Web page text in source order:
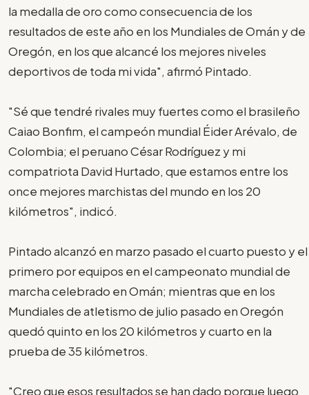
la medalla de oro como consecuencia de los
resultados de este año en los Mundiales de Omán y de
Oregón, en los que alcancé los mejores niveles
deportivos de toda mi vida", afirmó Pintado.
"Sé que tendré rivales muy fuertes como el brasileño
Caiao Bonfim, el campeón mundial Éider Arévalo, de
Colombia; el peruano César Rodríguez y mi
compatriota David Hurtado, que estamos entre los
once mejores marchistas del mundo en los 20
kilómetros", indicó.
Pintado alcanzó en marzo pasado el cuarto puesto y el
primero por equipos en el campeonato mundial de
marcha celebrado en Omán; mientras que en los
Mundiales de atletismo de julio pasado en Oregón
quedó quinto en los 20 kilómetros y cuarto en la
prueba de 35 kilómetros.
"Creo que esos resultados se han dado porque luego